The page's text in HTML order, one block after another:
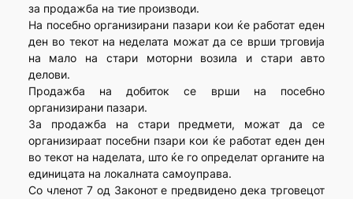
за продажба на тие производи.
На посебно организирани пазари кои ќе работат еден
ден во текот на неделата можат да се врши трговија
на мало на стари моторни возила и стари авто
делови.
Продажба на добиток се врши на посебно
организирани пазари.
За продажба на стари предмети, можат да се
организираат посебни пзари кои ќе работат еден ден
во текот на наделата, што ќе го определат органите на
единицата на локалната самоуправа.
Со членот 7 од Законот е предвидено дека трговецот